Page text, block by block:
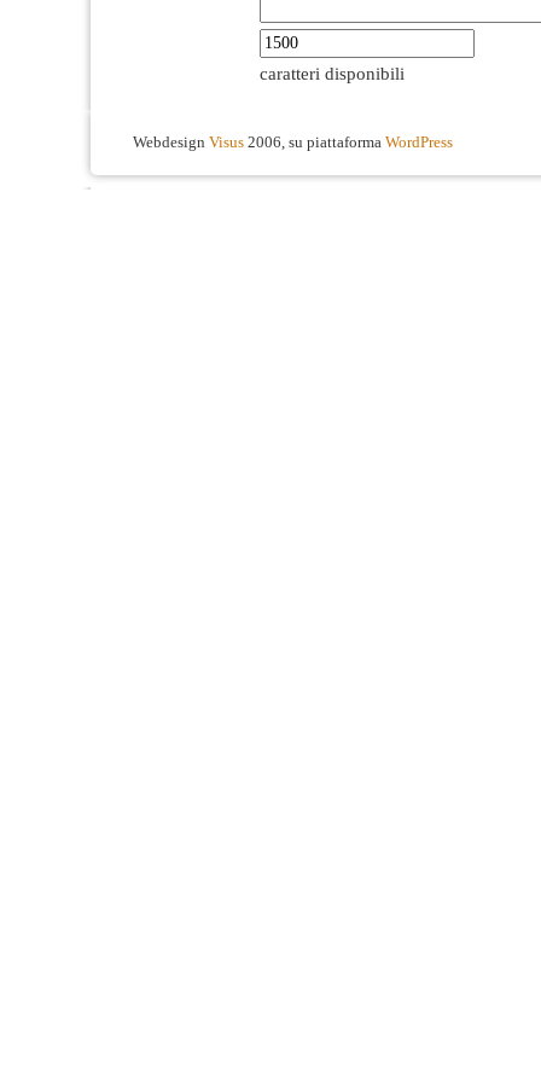
caratteri disponibili
Webdesign Visus 2006, su piattaforma WordPress